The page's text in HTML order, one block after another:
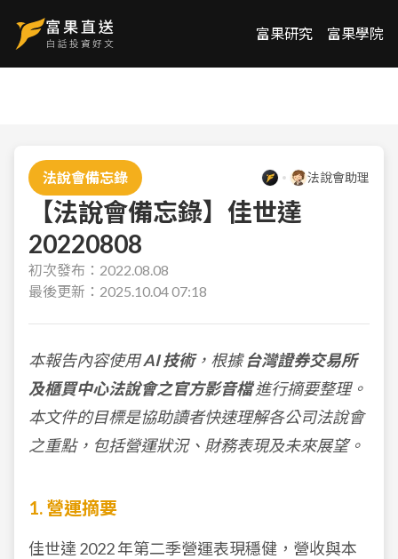
富果研究 富果學院
法說會備忘錄 法說會助理
【法說會備忘錄】佳世達
20220808
初次發布： 2022.08.08
最後更新： 2025.10.04 07:18
本報告內容使用AI 技術，根據台灣證券交易所
及櫃買中心法說會之官方影音檔進行摘要整理。
本文件的目標是協助讀者快速理解各公司法說會
之重點，包括營運狀況、財務表現及未來展望。
1. 營運摘要
佳世達 2022 年第二季營運表現穩健，營收與本